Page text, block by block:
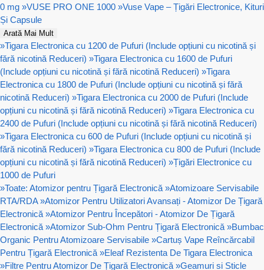
0 mg »VUSE PRO ONE 1000 »Vuse Vape – Țigări Electronice, Kituri
Și Capsule
Arată Mai Mult
»Tigara Electronica cu 1200 de Pufuri (Include opțiuni cu nicotină și
fără nicotină Reduceri) »Tigara Electronica cu 1600 de Pufuri
(Include opțiuni cu nicotină și fără nicotină Reduceri) »Tigara
Electronica cu 1800 de Pufuri (Include opțiuni cu nicotină și fără
nicotină Reduceri) »Tigara Electronica cu 2000 de Pufuri (Include
opțiuni cu nicotină și fără nicotină Reduceri) »Tigara Electronica cu
2400 de Pufuri (Include opțiuni cu nicotină și fără nicotină Reduceri)
»Tigara Electronica cu 600 de Pufuri (Include opțiuni cu nicotină și
fără nicotină Reduceri) »Tigara Electronica cu 800 de Pufuri (Include
opțiuni cu nicotină și fără nicotină Reduceri) »Țigări Electronice cu
1000 de Pufuri
»Toate: Atomizor pentru Țigară Electronică »Atomizoare Servisabile
RTA/RDA »Atomizor Pentru Utilizatori Avansați - Atomizor De Țigară
Electronică »Atomizor Pentru Începători - Atomizor De Țigară
Electronică »Atomizor Sub-Ohm Pentru Țigară Electronică »Bumbac
Organic Pentru Atomizoare Servisabile »Cartuș Vape Reîncărcabil
Pentru Țigară Electronică »Eleaf Rezistenta De Tigara Electronica
»Filtre Pentru Atomizor De Țigară Electronică »Geamuri si Sticle